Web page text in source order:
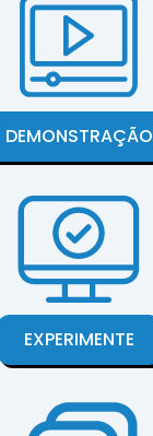
DEMONSTRAÇÃO
EXPERIMENTE